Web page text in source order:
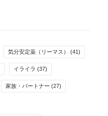
気分安定薬（リーマス） (41)
イライラ (37)
家族・パートナー (27)